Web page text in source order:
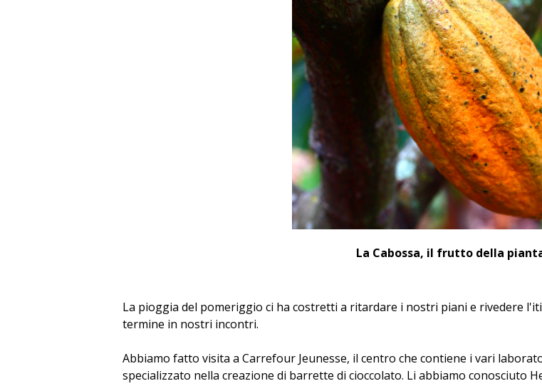
La Cabossa, il frutto della
La pioggia del pomeriggio ci ha costretti a ritardare i nostri piani e rivedere
termine in nostri incontri.
Abbiamo fatto visita a Carrefour Jeunesse, il centro che contiene i vari
specializzato nella creazione di barrette di cioccolato. Li abbiamo conosciuto